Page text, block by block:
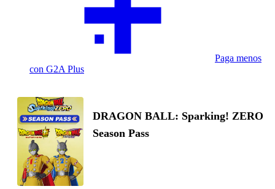
Paga menos
con G2A Plus
DRAGON BALL: Sparking! ZERO
Season Pass